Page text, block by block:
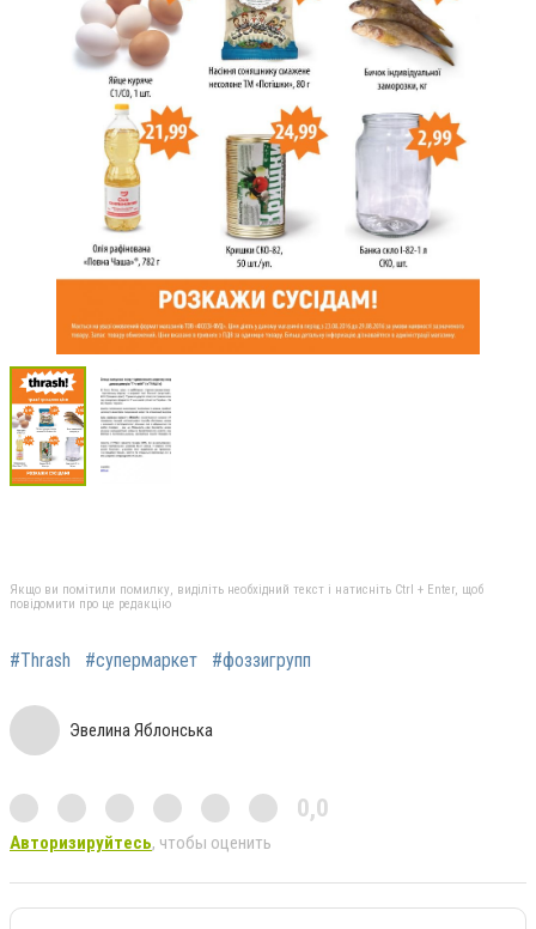
Якщо ви помітили помилку, виділіть необхідний текст і натисніть Ctrl + Enter, щоб
повідомити про це редакцію
#Thrash #супермаркет #фоззигрупп
Эвелина Яблонська
0,0
Авторизируйтесь, чтобы оценить